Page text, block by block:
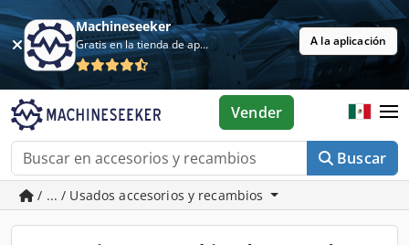
Machineseeker
Gratis en la tienda de aplicaciones A la aplicación
Buscar
Vender
/ ... / Usados accesorios y recambios